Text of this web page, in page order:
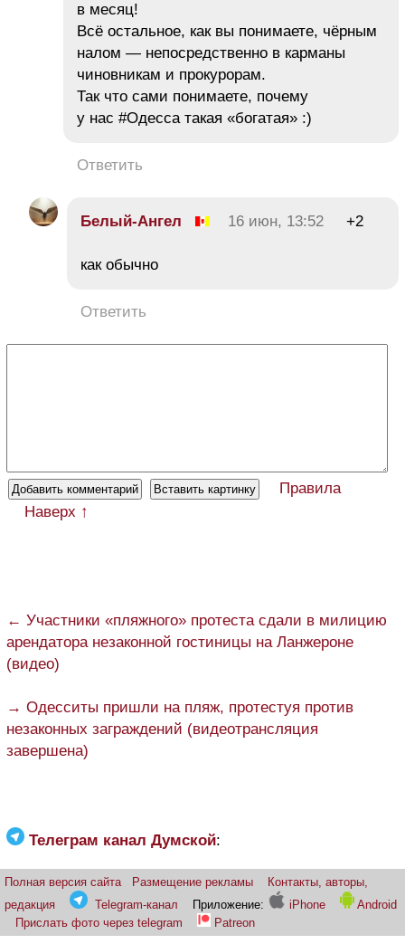
в месяц!
Всё остальное, как вы понимаете, чёрным
налом — непосредственно в карманы
чиновникам и прокурорам.
Так что сами понимаете, почему
у нас #Одесса такая «богатая» :)
Ответить
Белый-Ангел 16 июн, 13:52 +2
как обычно
Ответить
Правила
Наверх ↑
← Участники «пляжного» протеста сдали в милицию
арендатора незаконной гостиницы на Ланжероне
(видео)
→ Одесситы пришли на пляж, протестуя против
незаконных заграждений (видеотрансляция
завершена)
Телеграм канал Думской:
Полная версия сайта Размещение рекламы
Контакты, авторы,
редакция
Telegram-канал Приложение: iPhone
Android
Прислать фото через telegram
Patreon